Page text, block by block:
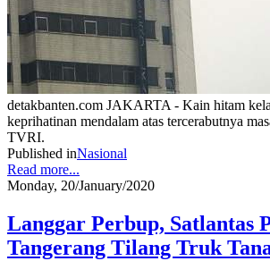
detakbanten.com JAKARTA - Kain hitam
keprihatinan mendalam atas tercerabutnya
TVRI.
Published inNasional
Read more...
Monday, 20/January/2020
Langgar Perbup, Satlantas
Tangerang Tilang Truk